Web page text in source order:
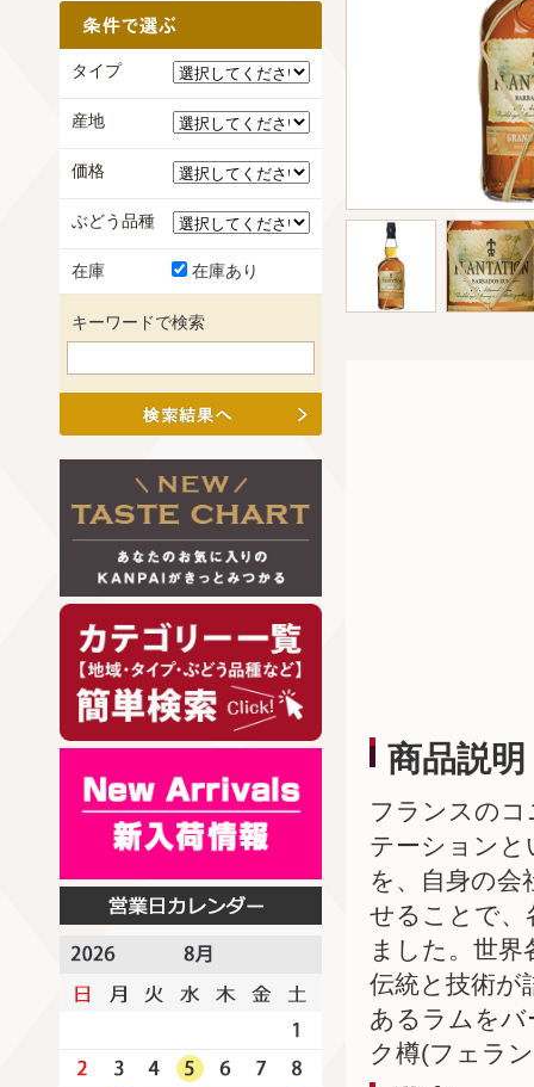
商品説明
フランスの
テーションと
を、自身の会
せることで、
ました。世
伝統と技術が
あるラムをバ
ク樽(フェラ
タイプ
産地
価格
ぶどう品種
在庫 在庫あり
キーワードで検索